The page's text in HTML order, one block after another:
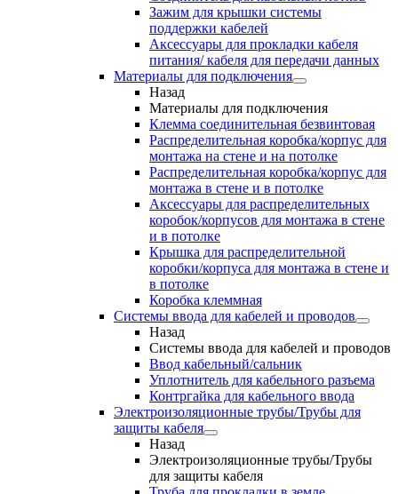
Зажим для крышки системы
поддержки кабелей
Аксессуары для прокладки кабеля
питания/ кабеля для передачи данных
Материалы для подключения
Назад
Материалы для подключения
Клемма соединительная безвинтовая
Распределительная коробка/корпус для
монтажа на стене и на потолке
Распределительная коробка/корпус для
монтажа в стене и в потолке
Аксессуары для распределительных
коробок/корпусов для монтажа в стене
и в потолке
Крышка для распределительной
коробки/корпуса для монтажа в стене и
в потолке
Коробка клеммная
Системы ввода для кабелей и проводов
Назад
Системы ввода для кабелей и проводов
Ввод кабельный/сальник
Уплотнитель для кабельного разъема
Контргайка для кабельного ввода
Электроизоляционные трубы/Трубы для
защиты кабеля
Назад
Электроизоляционные трубы/Трубы
для защиты кабеля